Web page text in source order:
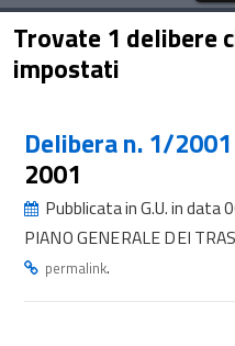
Trovate 1 delibere
impostati
Delibera n. 1/2001
2001
Pubblicata in G.U. in data
PIANO GENERALE DEI
permalink.